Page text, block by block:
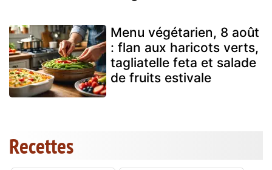
Menu végétarien, 8 août
: flan aux haricots verts,
tagliatelle feta et salade
de fruits estivale
Recettes